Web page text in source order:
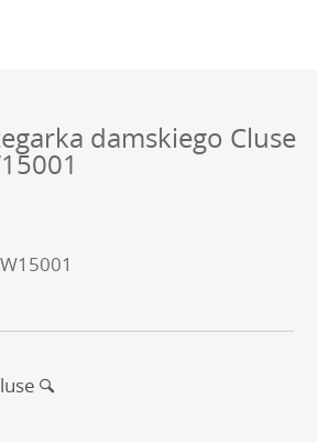
damskiego Cluse